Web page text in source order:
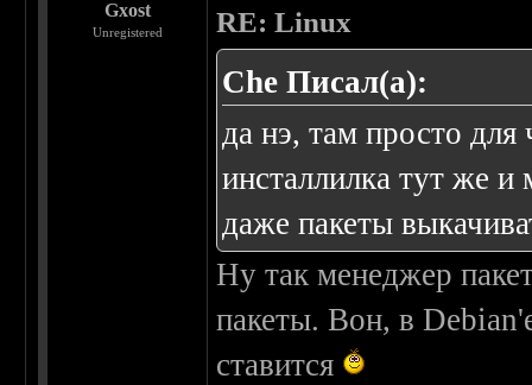
Gxost
Unregistered RE: Linux
Che Писал(а):
да нэ, там просто для
инсталлилка тут же
даже пакеты
Ну так менеджер
пакеты. Вон, в
ставится